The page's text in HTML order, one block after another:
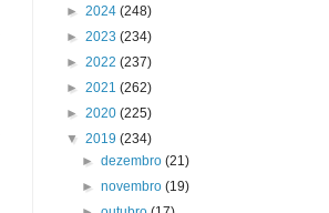
► 2024 (248)
► 2023 (234)
► 2022 (237)
► 2021 (262)
► 2020 (225)
▼ 2019 (234)
►dezembro(21)
►novembro(19)